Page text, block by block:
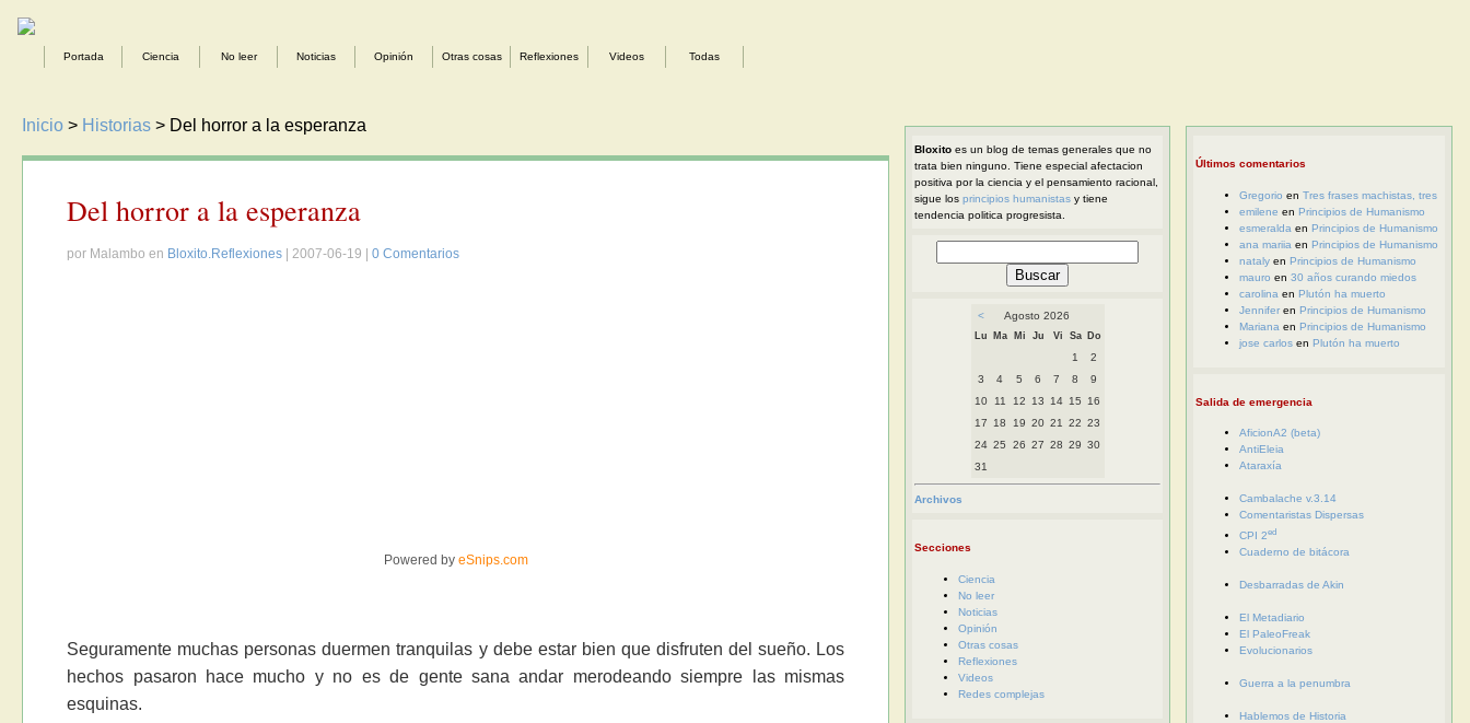
Portada Ciencia No leer Noticias Opinión Otras cosas Reflexiones Videos Todas
Inicio > Historias > Del horror a la esperanza
Del horror a la esperanza
por Malambo en Bloxito.Reflexiones | 2007-06-19 |0 Comentarios
Powered by eSnips.com
Seguramente muchas personas duermen tranquilas y debe estar bien que disfruten del sueño. Los
hechos pasaron hace mucho y no es de gente sana andar merodeando siempre las mismas
esquinas.
Bloxitoes un blog de temas generales que no
trata bien ninguno. Tiene especial afectacion
positiva por la ciencia y el pensamiento racional,
sigue los principios humanistasy tiene
tendencia politica progresista.
< Agosto 2026
Lu Ma Mi Ju Vi Sa Do
1
2
3
4 5 6 7 8
9
10
11 12 13 14 15
16
17
18 19 20 21 22 23
24 25 26 27 28 29 30
31
Archivos
Secciones
Ciencia
No leer
Noticias
Opinión
Otras cosas
Reflexiones
Videos
Redes complejas
Últimos comentarios
Gregorio en Tres frases machistas, tres
emilene en Principios de Humanismo
esmeralda en Principios de Humanismo
ana mariia en Principios de Humanismo
natalyen Principios de Humanismo
mauro en 30 años curando miedos
carolina en Plutón ha muerto
Jenniferen Principios de Humanismo
Mariana en Principios de Humanismo
jose carlosen Plutón ha muerto
Salida de emergencia
AficionA2 (beta)
AntiEleia
Ataraxía
Cambalache v.3.14
Comentaristas Dispersas
CPI 2ed
Cuaderno de bitácora
Desbarradas de Akin
El Metadiario
El PaleoFreak
Evolucionarios
Guerra a la penumbra
Hablemos de Historia